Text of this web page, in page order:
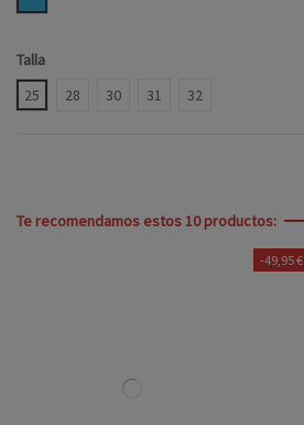
Talla
25
28 30 31 32
Te recomendamos estos 10 productos:
-49,95 €